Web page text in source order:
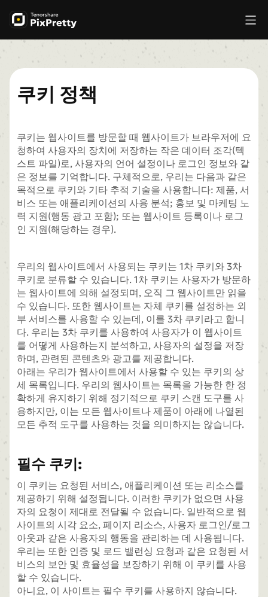
쿠키 정책
쿠키는 웹사이트를 방문할 때 웹사이트가 브라우저에 요
청하여 사용자의 장치에 저장하는 작은 데이터 조각(텍
스트 파일)로, 사용자의 언어 설정이나 로그인 정보와 같
은 정보를 기억합니다. 구체적으로, 우리는 다음과 같은
목적으로 쿠키와 기타 추적 기술을 사용합니다: 제품, 서
비스 또는 애플리케이션의 사용 분석; 홍보 및 마케팅 노
력 지원(행동 광고 포함); 또는 웹사이트 등록이나 로그
인 지원(해당하는 경우).
우리의 웹사이트에서 사용되는 쿠키는 1차 쿠키와 3차
쿠키로 분류할 수 있습니다. 1차 쿠키는 사용자가 방문하
는 웹사이트에 의해 설정되며, 오직 그 웹사이트만 읽을
수 있습니다. 또한 웹사이트는 자체 쿠키를 설정하는 외
부 서비스를 사용할 수 있는데, 이를 3차 쿠키라고 합니
다. 우리는 3차 쿠키를 사용하여 사용자가 이 웹사이트
를 어떻게 사용하는지 분석하고, 사용자의 설정을 저장
하며, 관련된 콘텐츠와 광고를 제공합니다.
아래는 우리가 웹사이트에서 사용할 수 있는 쿠키의 상
세 목록입니다. 우리의 웹사이트는 목록을 가능한 한 정
확하게 유지하기 위해 정기적으로 쿠키 스캔 도구를 사
용하지만, 이는 모든 웹사이트나 제품이 아래에 나열된
모든 추적 도구를 사용하는 것을 의미하지는 않습니다.
필수 쿠키:
이 쿠키는 요청된 서비스, 애플리케이션 또는 리소스를
제공하기 위해 설정됩니다. 이러한 쿠키가 없으면 사용
자의 요청이 제대로 전달될 수 없습니다. 일반적으로 웹
사이트의 시각 요소, 페이지 리소스, 사용자 로그인/로그
아웃과 같은 사용자의 행동을 관리하는 데 사용됩니다.
우리는 또한 인증 및 로드 밸런싱 요청과 같은 요청된 서
비스의 보안 및 효율성을 보장하기 위해 이 쿠키를 사용
할 수 있습니다.
아니요, 이 사이트는 필수 쿠키를 사용하지 않습니다.